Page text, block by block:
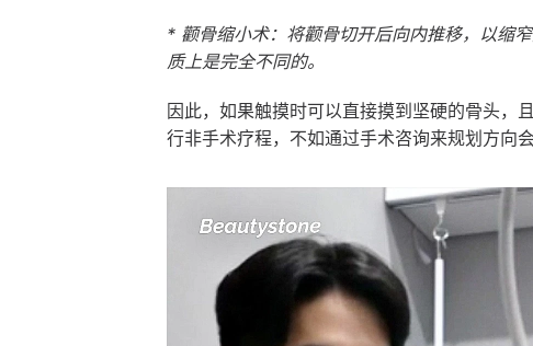
* 颧骨缩小术：将颧骨切开后向内推移，以缩
质上是完全不同的。
因此，如果触摸时可以直接摸到坚硬的骨头，
行非手术疗程，不如通过手术咨询来规划方向会